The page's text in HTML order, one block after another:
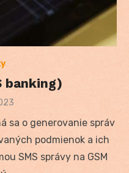
banking)
sa o generovanie správ
podmienok a ich
SMS správy na GSM